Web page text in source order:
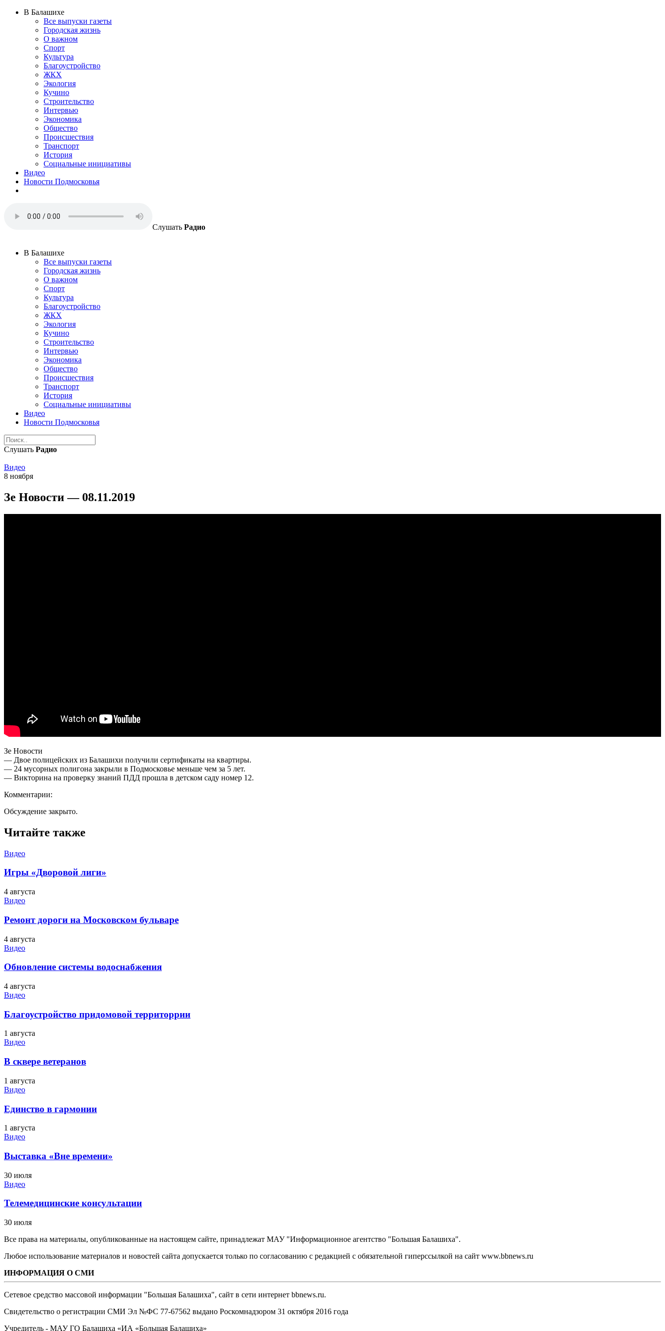
В Балашихе
Все выпуски газеты
Городская жизнь
О важном
Спорт
Культура
Благоустройство
ЖКХ
Экология
Кучино
Строительство
Интервью
Экономика
Общество
Происшествия
Транспорт
История
Социальные инициативы
Видео
Новости Подмосковья
Слушать Радио
В Балашихе
Все выпуски газеты
Городская жизнь
О важном
Спорт
Культура
Благоустройство
ЖКХ
Экология
Кучино
Строительство
Интервью
Экономика
Общество
Происшествия
Транспорт
История
Социальные инициативы
Видео
Новости Подмосковья
Слушать Радио
Видео
8 ноября
Зе Новости — 08.11.2019
Зе Новости
— Двое полицейских из Балашихи получили сертификаты на квартиры.
— 24 мусорных полигона закрыли в Подмосковье меньше чем за 5 лет.
— Викторина на проверку знаний ПДД прошла в детском саду номер 12.
Комментарии:
Обсуждение закрыто.
Читайте также
Видео
Игры «Дворовой лиги»
4 августа
Видео
Ремонт дороги на Московском бульваре
4 августа
Видео
Обновление системы водоснабжения
4 августа
Видео
Благоустройство придомовой территоррии
1 августа
Видео
В сквере ветеранов
1 августа
Видео
Единство в гармонии
1 августа
Видео
Выставка «Вне времени»
30 июля
Видео
Телемедицинские консультации
30 июля
Все права на материалы, опубликованные на настоящем сайте, принадлежат МАУ "Информационное агентство "Большая Балашиха".
Любое использование материалов и новостей сайта допускается только по согласованию с редакцией с обязательной гиперссылкой на сайт www.bbnews.ru
ИНФОРМАЦИЯ О СМИ
Сетевое средство массовой информации "Большая Балашиха", сайт в сети интернет bbnews.ru.
Свидетельство о регистрации СМИ Эл №ФС ‎77-67562 выдано Роскомнадзором 31 октября 2016 года
Учредитель - МАУ ГО Балашиха «ИА «Большая Балашиха»